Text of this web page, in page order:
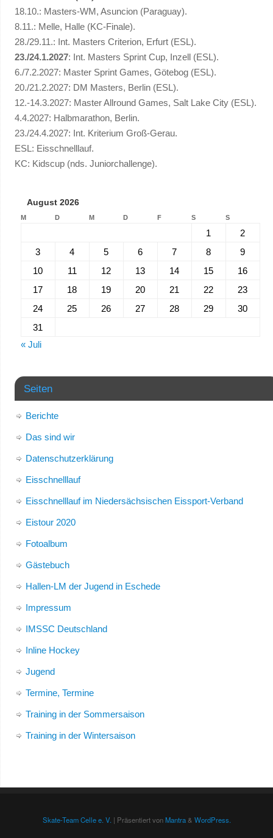
18.10.: Masters-WM, Asuncion (Paraguay).
8.11.: Melle, Halle (KC-Finale).
28./29.11.: Int. Masters Criterion, Erfurt (ESL).
23./24.1.2027: Int. Masters Sprint Cup, Inzell (ESL).
6./7.2.2027: Master Sprint Games, Götebog (ESL).
20./21.2.2027: DM Masters, Berlin (ESL).
12.-14.3.2027: Master Allround Games, Salt Lake City (ESL).
4.4.2027: Halbmarathon, Berlin.
23./24.4.2027: Int. Kriterium Groß-Gerau.
ESL: Eisschnelllauf.
KC: Kidscup (nds. Juniorchallenge).
August 2026
M D M D F S S
1
2
3
4 5 6 7 8
9
10
11 12 13 14 15
16
17
18 19 20 21 22
23
24
25 26 27 28 29
30
31
« Juli
Seiten
Berichte
Das sind wir
Datenschutzerklärung
Eisschnelllauf
Eisschnelllauf im Niedersächsischen Eissport-Verband
Eistour 2020
Fotoalbum
Gästebuch
Hallen-LM der Jugend in Eschede
Impressum
IMSSC Deutschland
Inline Hockey
Jugend
Termine, Termine
Training in der Sommersaison
Training in der Wintersaison
Skate-Team Celle e. V. | Präsentiert vonMantra& WordPress.